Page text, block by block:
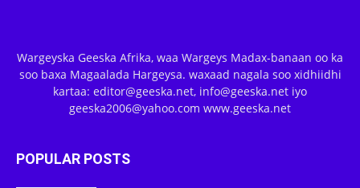
Wargeyska Geeska Afrika, waa Wargeys Madax-banaan oo ka
soo baxa Magaalada Hargeysa. waxaad nagala soo xidhiidhi
kartaa: editor@geeska.net, info@geeska.net iyo
geeska2006@yahoo.com www.geeska.net
POPULAR POSTS